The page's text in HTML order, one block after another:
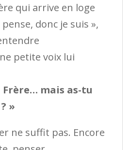
qui arrive en loge
donc je suis »,
petite voix lui
mais as-tu
»
ne suffit pas. Encore